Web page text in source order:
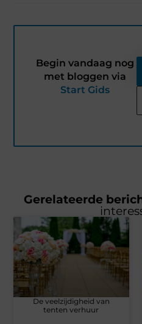
Begin vandaag nog
met bloggen via
Start Gids
Gerelateerde
De veelzijdigheid van
tenten verhuur